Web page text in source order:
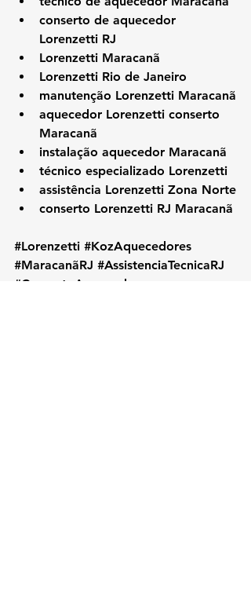
conserto de aquecedor
Lorenzetti RJ
Lorenzetti Maracanã
Lorenzetti Rio de Janeiro
manutenção Lorenzetti Maracanã
aquecedor Lorenzetti conserto
Maracanã
instalação aquecedor Maracanã
técnico especializado Lorenzetti
assistência Lorenzetti Zona Norte
conserto Lorenzetti RJ Maracanã
#Lorenzetti #KozAquecedores
#MaracanãRJ #AssistenciaTecnicaRJ
#ConsertoAquecedor